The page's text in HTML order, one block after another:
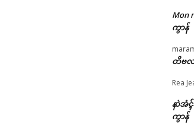
Mon
ကွာန်
တိဗလ
Rea
နာဲအံ
ကွာန်